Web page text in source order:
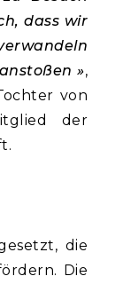
dass wir
»,
von
der
die
Die